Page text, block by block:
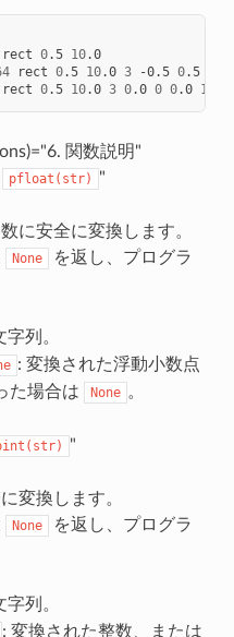
rect 0.5 10.0
rect 0.5 10.0 3 -0.5 0.5
rect 0.5 10.0 3 0.0 0 0.0 16
関数説明"
pfloat(str) "
に安全に変換します。
None
を返し、プログラ
列。
: 変換された浮動小数点
た場合は
None 。
"
変換します。
None
を返し、プログラ
列。
: 変換された整数、または